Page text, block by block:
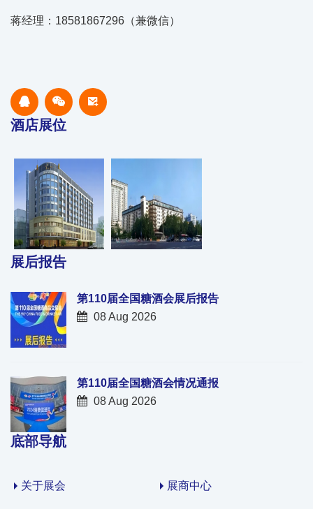
蒋经理：18581867296（兼微信）
酒店展位
展后报告
第110届全国糖酒会展后报告
08 Aug 2026
第110届全国糖酒会情况通报
08 Aug 2026
底部导航
关于展会 展商中心